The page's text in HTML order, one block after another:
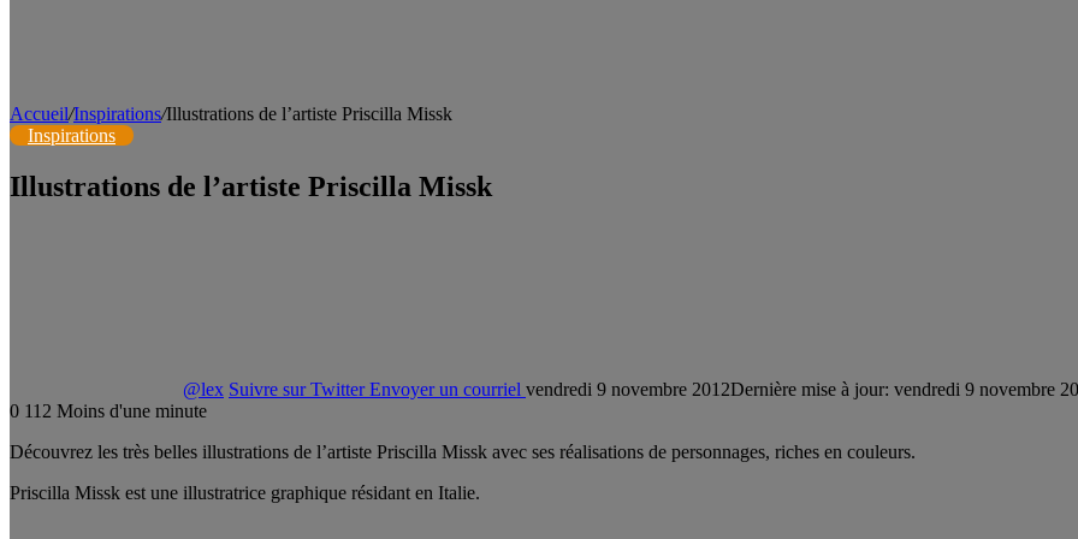
Accueil/Inspirations/Illustrations de l’artiste Priscilla Missk
Inspirations
Illustrations de l’artiste Priscilla Missk
@lex Suivre sur Twitter Envoyer un courriel vendredi 9 novembre 2012Dernière mise à jour: vendredi 9 novembre
0 112 Moins d'une minute
Découvrez les très belles illustrations de l’artiste Priscilla Missk avec ses réalisations de personnages, riches en couleurs.
Priscilla Missk est une illustratrice graphique résidant en Italie.